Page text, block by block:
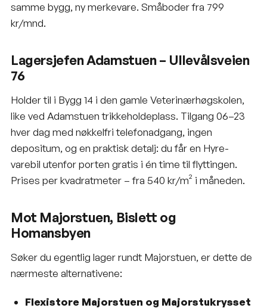
samme bygg, ny merkevare. Småboder fra 799
kr/mnd.
Lagersjefen Adamstuen – Ullevålsveien
76
Holder til i Bygg 14 i den gamle Veterinærhøgskolen,
like ved Adamstuen trikkeholdeplass. Tilgang 06–23
hver dag med nøkkelfri telefonadgang, ingen
depositum, og en praktisk detalj: du får en Hyre-
varebil utenfor porten gratis i én time til flyttingen.
Prises per kvadratmeter – fra 540 kr/m² i måneden.
Mot Majorstuen, Bislett og
Homansbyen
Søker du egentlig lager rundt Majorstuen, er dette de
nærmeste alternativene:
Flexistore Majorstuen og Majorstukrysset